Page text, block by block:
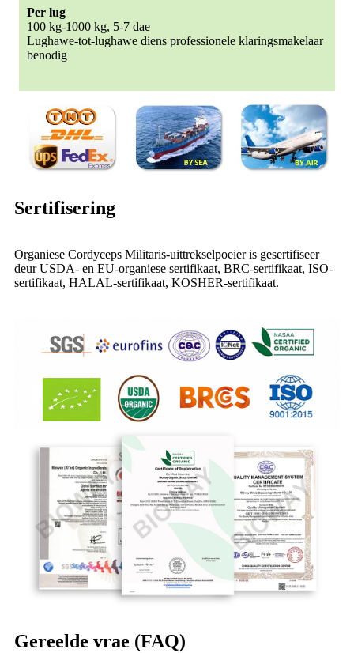
Per lug
100 kg-1000 kg, 5-7 dae
Lughawe-tot-lughawe diens professionele klaringsmakelaar
benodig
Sertifisering
Organiese Cordyceps Militaris-uittrekselpoeier is gesertifiseer
deur USDA- en EU-organiese sertifikaat, BRC-sertifikaat, ISO-
sertifikaat, HALAL-sertifikaat, KOSHER-sertifikaat.
Gereelde vrae (FAQ)